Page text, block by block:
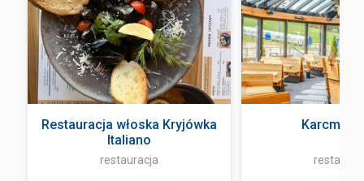
Restauracja włoska Kryjówka
Italiano
restauracja
Karcma